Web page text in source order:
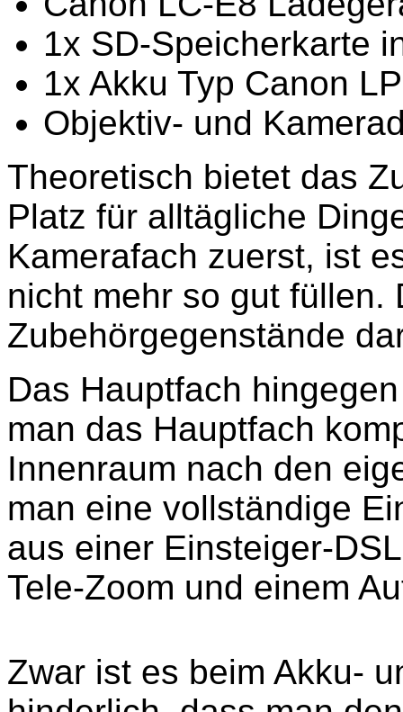
1x SD-Speicherkarte
1x Akku Typ Canon
Objektiv- und
Theoretisch bietet das
Platz für alltägliche
Kamerafach zuerst, ist
nicht mehr so gut füllen.
Zubehörgegenstände
Das Hauptfach
man das Hauptfach
Innenraum nach den
man eine vollständige
aus einer Einsteiger-
Tele-Zoom und einem
Zwar ist es beim Akku-